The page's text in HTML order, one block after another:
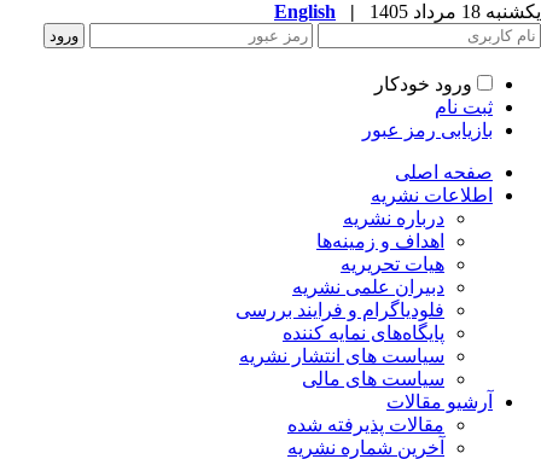
18 مرداد 1405 |
English
ورود خودکار
ثبت نام
بازیابی رمز عبور
صفحه اصلی
اطلاعات نشریه
درباره نشریه
اهداف و زمینه‌ها
هیات تحریریه
دبیران علمی نشریه
فلودیاگرام و فرایند بررسی
پایگاه‌های نمایه کننده
سیاست های انتشار نشریه
سیاست های مالی
آرشیو مقالات
مقالات پذیرفته شده
آخرین شماره نشریه